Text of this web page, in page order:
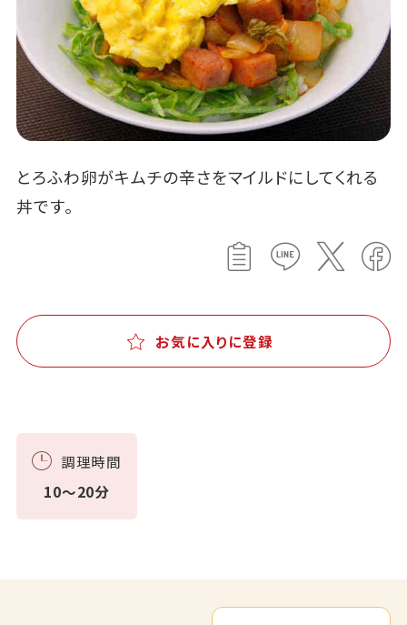
とろふわ卵がキムチの辛さをマイルドにしてくれる
丼です。
お気に入りに登録
調理時間
10～20分